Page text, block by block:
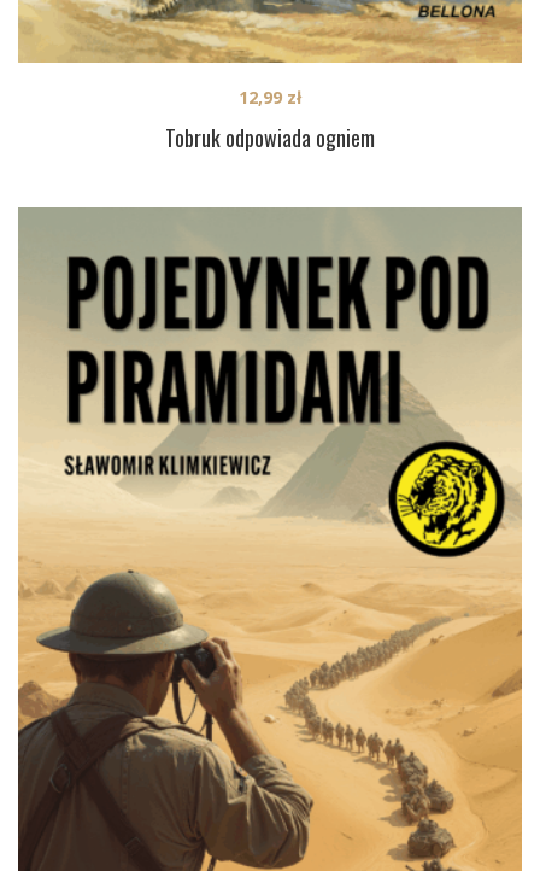
Tobruk odpowiada ogniem
12,99 zł